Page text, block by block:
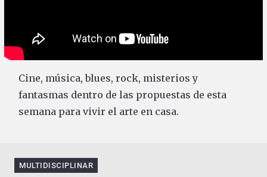
Cine, música, blues, rock, misterios y
fantasmas dentro de las propuestas de esta
semana para vivir el arte en casa.
MULTIDISCIPLINAR